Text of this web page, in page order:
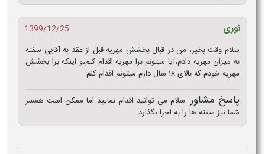
نوری
1399/12/25
سلام وقت بخیر، من در قبال بخشش مهریه قبل از عقد به آقایی سفته
به میزان مهریه دادم،آیا میتونم برا مهریه اقدام کنم،و اینکه برا بخشش
مهریه خودم که بالای ۱۸ سال دارم میتونم اقدام کنم
پاسخ مشاور: سلام می توانید اقدام نمایید اما ممکن است همسر
شما نیز سفته ها را به اجرا بگذارد